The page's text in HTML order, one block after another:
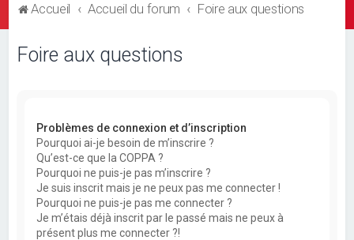
Accueil Accueil du forum Foire aux questions
Foire aux questions
Problèmes de connexion et d’inscription
Pourquoi ai-je besoin de m’inscrire ?
Qu’est-ce que la COPPA ?
Pourquoi ne puis-je pas m’inscrire ?
Je suis inscrit mais je ne peux pas me connecter !
Pourquoi ne puis-je pas me connecter ?
Je m’étais déjà inscrit par le passé mais ne peux à
présent plus me connecter ?!